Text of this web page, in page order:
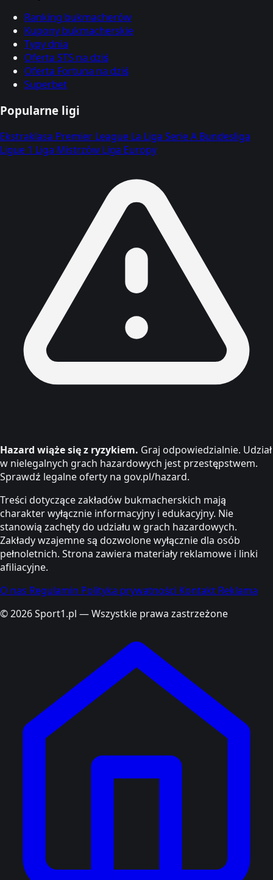
Ranking bukmacherów
Kupony bukmacherskie
Typy dnia
Oferta STS na dziś
Oferta Fortuna na dziś
Superbet
Popularne ligi
Ekstraklasa Premier League La Liga Serie A Bundesliga
Ligue 1 Liga Mistrzów Liga Europy
Hazard wiąże się z ryzykiem. Graj odpowiedzialnie. Udział
w nielegalnych grach hazardowych jest przestępstwem.
Sprawdź legalne oferty na gov.pl/hazard.
Treści dotyczące zakładów bukmacherskich mają
charakter wyłącznie informacyjny i edukacyjny. Nie
stanowią zachęty do udziału w grach hazardowych.
Zakłady wzajemne są dozwolone wyłącznie dla osób
pełnoletnich. Strona zawiera materiały reklamowe i linki
afiliacyjne.
O nas Regulamin Polityka prywatności Kontakt Reklama
© 2026 Sport1.pl — Wszystkie prawa zastrzeżone